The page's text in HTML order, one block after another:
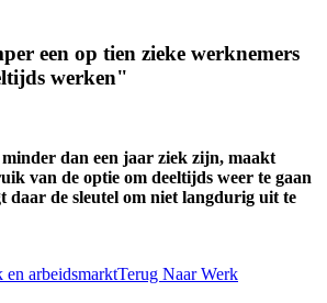
een op tien zieke werknemers
werken"
dan een jaar ziek zijn, maakt
van de optie om deeltijds weer te gaan
daar de sleutel om niet langdurig uit te
en arbeidsmarktTerug Naar Werk